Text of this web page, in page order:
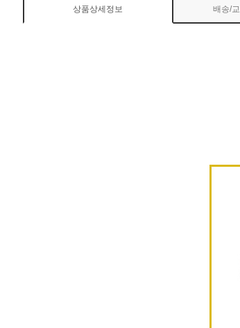
상품상세정보 배송/